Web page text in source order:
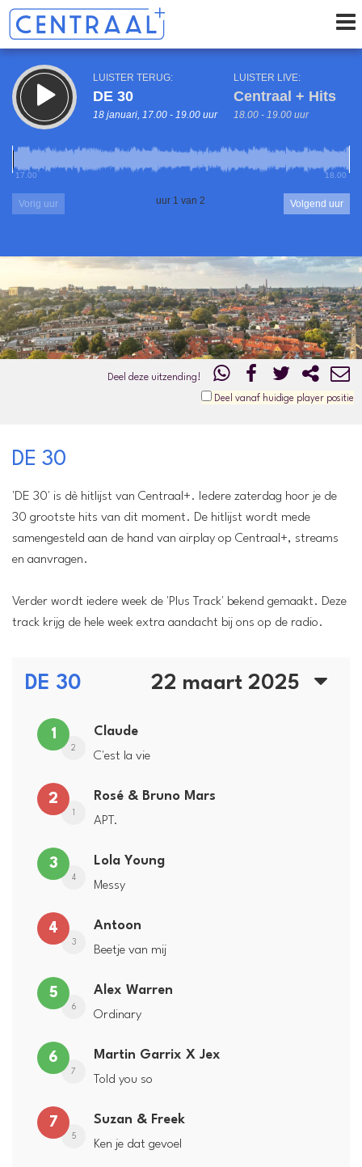
LUISTER TERUG:
DE 30
18 januari, 17.00 - 19.00 uur
LUISTER LIVE:
Centraal + Hits
18.00 - 19.00 uur
17.00 18.00
Vorig uur uur 1 van 2 Volgend uur
Deel deze uitzending!
Deel vanaf huidige player positie
DE 30
'DE 30' is dè hitlijst van Centraal+. Iedere zaterdag hoor je de
30 grootste hits van dit moment. De hitlijst wordt mede
samengesteld aan de hand van airplay op Centraal+, streams
en aanvragen.
Verder wordt iedere week de 'Plus Track' bekend gemaakt. Deze
track krijg de hele week extra aandacht bij ons op de radio.
DE 30 22 maart 2025
1
2
Claude
C'est la vie
2
1
Rosé & Bruno Mars
APT.
3
4
Lola Young
Messy
4
3
Antoon
Beetje van mij
5
6
Alex Warren
Ordinary
6
7
Martin Garrix X Jex
Told you so
7
5
Suzan & Freek
Ken je dat gevoel